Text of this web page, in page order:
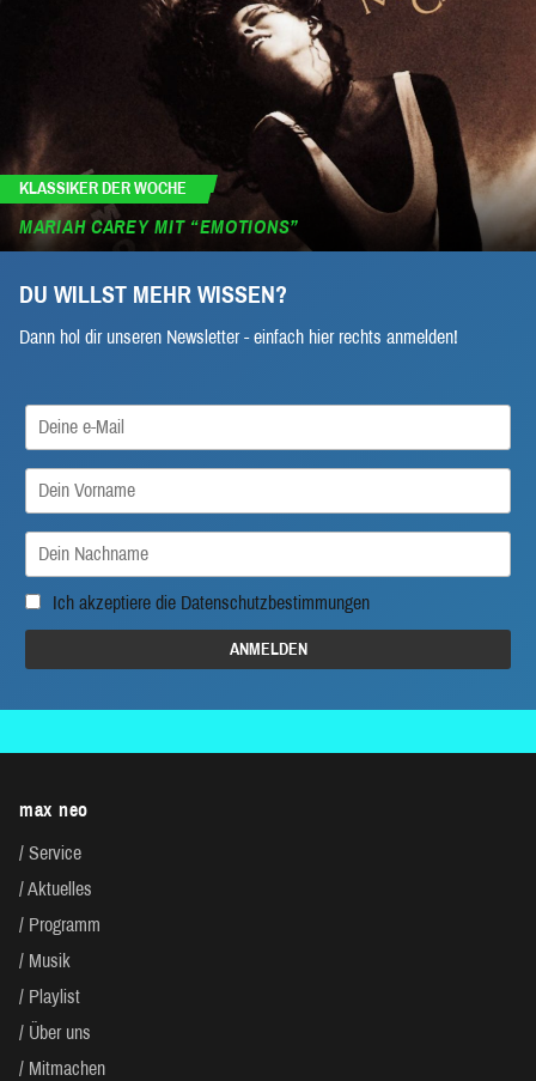
KLASSIKER DER WOCHE
MARIAH CAREY MIT “EMOTIONS”
DU WILLST MEHR WISSEN?
Dann hol dir unseren Newsletter - einfach hier rechts anmelden!
Ich akzeptiere die Datenschutzbestimmungen
max neo
Service
Aktuelles
Programm
Musik
Playlist
Über uns
Mitmachen